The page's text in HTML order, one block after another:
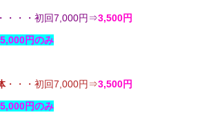
・・・初回7,000円⇒3,500円
円のみ
・・・初回7,000円⇒3,500円
円のみ